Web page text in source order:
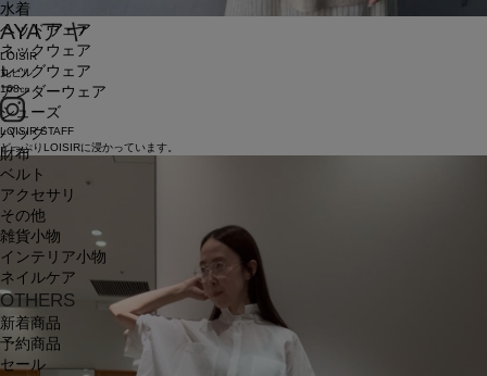
水着
ヘッドウェア
ネックウェア
レッグウェア
アンダーウェア
シューズ
バッグ
財布
ベルト
アクセサリ
その他
雑貨小物
インテリア小物
ネイルケア
OTHERS
新着商品
予約商品
セール
AYAアヤ
LOISIR
丸ビル
168㎝
LOISIR STAFF
どっぷりLOISIRに浸かっています。